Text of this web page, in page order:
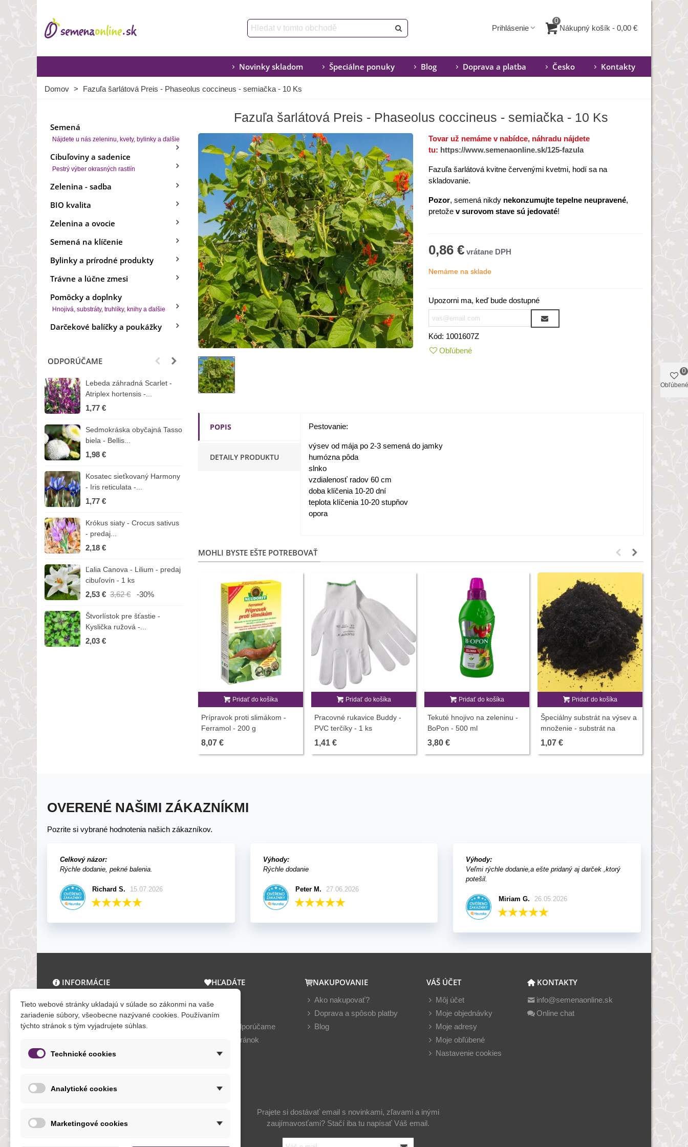
Prihlásenie
0
Nákupný košík - 0,00 €
Novinky skladom Špeciálne ponuky Blog Doprava a platba Česko Kontakty
Domov > Fazuľa šarlátová Preis - Phaseolus coccineus - semiačka - 10 Ks
Semená
Nájdete u nás zeleninu, kvety, bylinky a ďalšie
Cibuľoviny a sadenice
Pestrý výber okrasných rastlín
Zelenina - sadba
BIO kvalita
Zelenina a ovocie
Semená na klíčenie
Bylinky a prírodné produkty
Trávne a lúčne zmesi
Pomôcky a doplnky
Hnojivá, substráty, truhlíky, knihy a ďalšie
Darčekové balíčky a poukážky
ODPORÚČAME
Lebeda záhradná Scarlet -
Atriplex hortensis -...
1,77 €
Sedmokráska obyčajná Tasso
biela - Bellis...
1,98 €
Kosatec sieťkovaný Harmony
- Iris reticulata -...
1,77 €
Krókus siaty - Crocus sativus
- predaj...
2,18 €
Ľalia Canova - Lilium - predaj
cibuľovín - 1 ks
2,53 € 3,62 € -30%
Štvorlístok pre šťastie -
Kyslička ružová -...
2,03 €
BIO Kaleráb Dyna - Brassica
oleracea var....
Zornica plnokvetá Amarantia -
7,05 €
ružové odtiene - Bellis...
1,57 €
Iskerník plnokvetý modrý -
Ranunculus asiaticus...
1,82 €
Fazuľa šarlátová Preis - Phaseolus coccineus - semiačka - 10 Ks
Tovar už nemáme v nabídce, náhradu nájdete
tu: https://www.semenaonline.sk/125-fazula
Fazuľa šarlátová kvitne červenými kvetmi, hodí sa na
skladovanie.
Pozor, semená nikdy nekonzumujte tepelne neupravené,
pretože v surovom stave sú jedovaté!
0,86 €
Nemáme na sklade
Upozorni ma, keď bude dostupné
Kód: 1001607Z
Obľúbené
POPIS
DETAILY PRODUKTU
Pestovanie:
výsev od mája po 2-3 semená do jamky
humózna pôda
slnko
vzdialenosť radov 60 cm
doba klíčenia 10-20 dní
teplota klíčenia 10-20 stupňov
opora
MOHLI BYSTE EŠTE POTREBOVAŤ
Pridať do košíka
Prípravok proti slimákom -
Ferramol - 200 g
8,07 €
Pridať do košíka
Pracovné rukavice Buddy -
PVC terčíky - 1 ks
1,41 €
Pridať do košíka
Tekuté hnojivo na zeleninu -
BoPon - 500 ml
3,80 €
Pridať do košíka
Špeciálny substrát na výsev a
množenie - substrát na
pestovanie zo semien - 100 g
1,07 €
OVERENÉ NAŠIMI ZÁKAZNÍKMI
Pozrite si vybrané hodnotenia našich zákazníkov.
Celkový názor:
Rýchle dodanie, pekné balenia.
Richard S. 15.07.2026
Výhody:
Rýchle dodanie
Peter M. 27.06.2026
Výhody:
Veľmi rýchle dodanie,a ešte pridaný aj darček ,ktorý
potešil.
Miriam G. 26.05.2026
INFORMÁCIE
O nás a kontakt
Obchodné podmienky
Ochrana osobných údajov
Formuláre
HĽADÁTE
Novinky
Teraz odporúčame
Mapa stránok
NAKUPOVANIE
Ako nakupovať?
Doprava a spôsob platby
Blog
VÁŠ ÚČET
Môj účet
Moje objednávky
Moje adresy
Moje obľúbené
Nastavenie cookies
KONTAKTY
info@semenaonline.sk
Online chat
NOVINKY
Prajete si dostávať email s novinkami, zľavami a inými
zaujímavosťami? Stačí iba tu napísať Váš email.
Obľúbené
0
Tieto webové stránky ukladajú v súlade so zákonmi na vaše
zariadenie súbory, všeobecne nazývané cookies. Používaním
týchto stránok s tým vyjadrujete súhlas.
Technické cookies
Analytické cookies
Marketingové cookies